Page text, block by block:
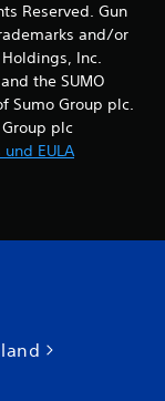
Reserved. Gun
and/or
Inc.
the SUMO
Sumo Group plc.
plc
EULA